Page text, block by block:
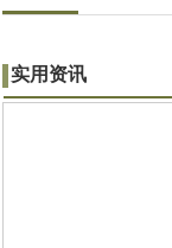
实用资讯